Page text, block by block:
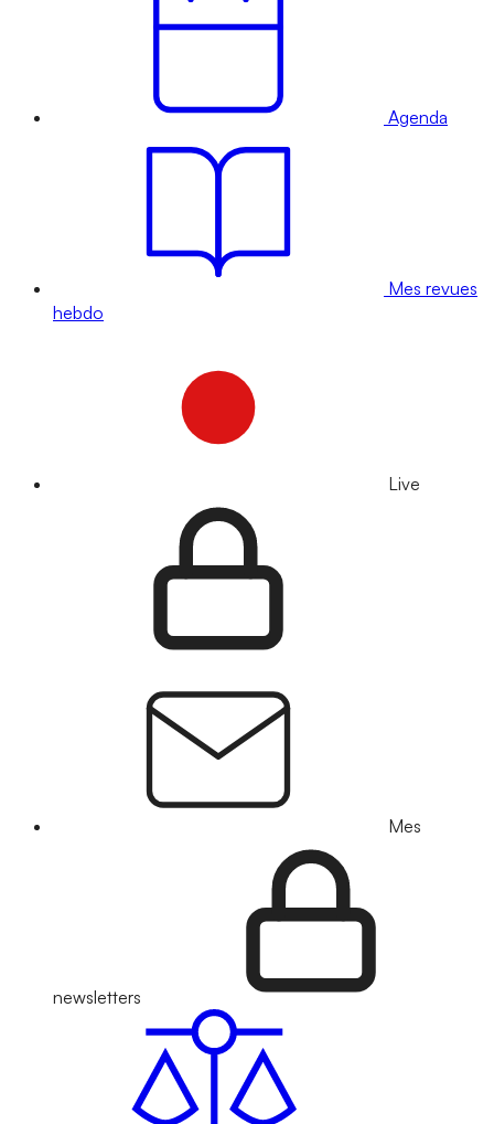
Agenda
Mes revues
hebdo
Live
Mes
newsletters